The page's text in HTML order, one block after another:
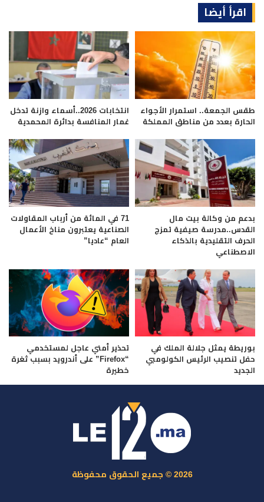
اقرأ أيضا
طقس الجمعة.. استمرار الأجواء
الحارة بعدد من مناطق المملكة
انتخابات 2026..أسماء وازنة تدخل
غمار المنافسة بدائرة المحمدية
بدعم من وكالة بيت مال
القدس..مدرسة صيفية تمزج
الحرف التقليدية بالذكاء
الاصطناعي
71 في المائة من أرباب المقاولات
الصناعية يعتبرون مناخ الأعمال
العام “عاديا”
بوريطة يمثل جلالة الملك في
حفل تنصيب الرئيس الكولومبي
الجديد
تحذير أمني عاجل لمستخدمي
“Firefox” على أندرويد بسبب ثغرة
خطيرة
2026 © جميع الحقوق محفوظة